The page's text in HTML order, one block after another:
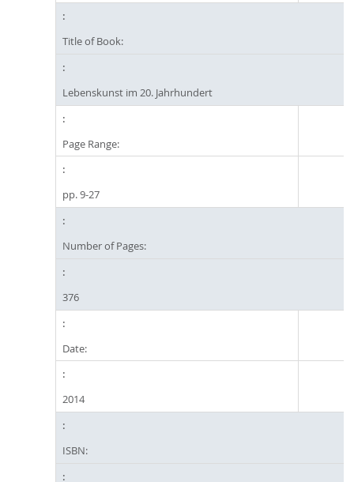
Title of Book:
Lebenskunst im 20. Jahrhundert
Page Range:
pp. 9-27
Number of Pages:
376
Date:
2014
ISBN: